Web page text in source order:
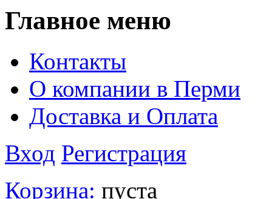
Главное меню
Контакты
О компании в Перми
Доставка и Оплата
Вход Регистрация
Корзина: пуста